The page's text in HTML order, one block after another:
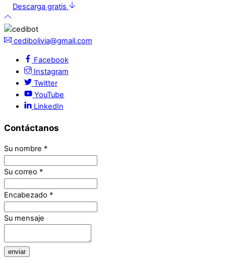
Descarga gratis
cedibolivia@gmail.com
Facebook
Instagram
Twitter
YouTube
LinkedIn
Contáctanos
Su nombre *
Su correo *
Encabezado *
Su mensaje
enviar